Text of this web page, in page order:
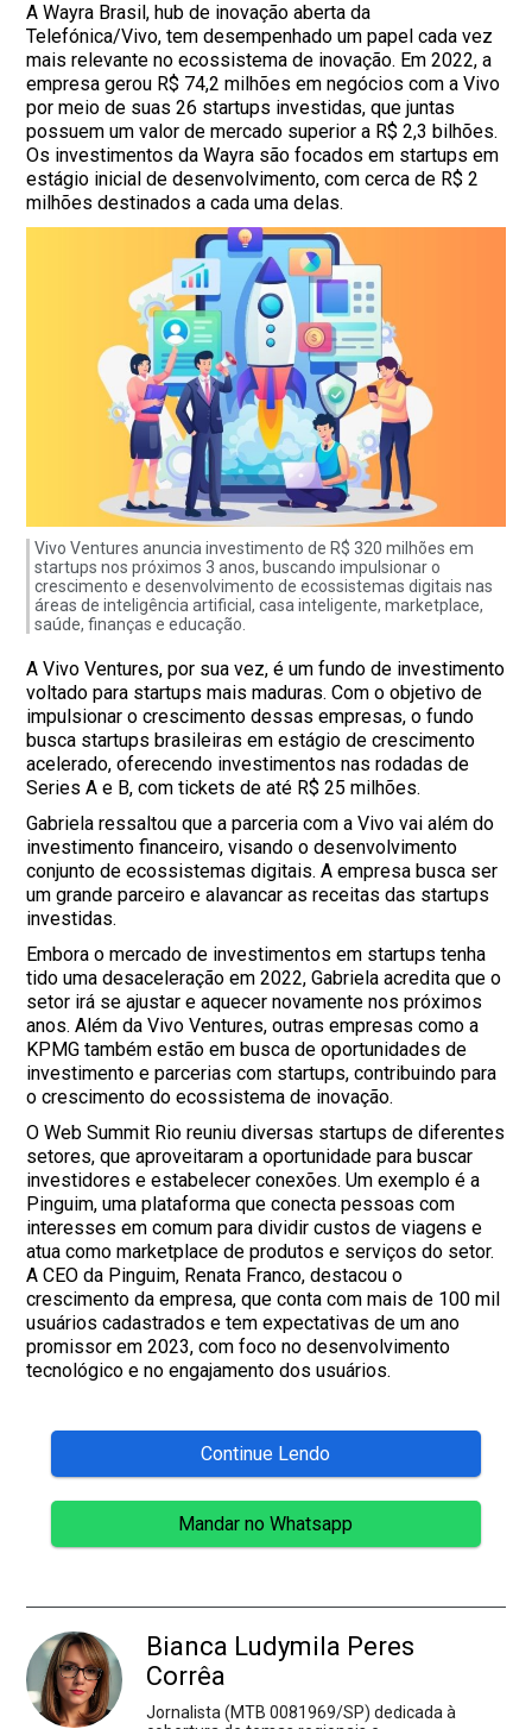
A Wayra Brasil, hub de inovação aberta da
Telefónica/Vivo, tem desempenhado um papel cada vez
mais relevante no ecossistema de inovação. Em 2022, a
empresa gerou R$ 74,2 milhões em negócios com a Vivo
por meio de suas 26 startups investidas, que juntas
possuem um valor de mercado superior a R$ 2,3 bilhões.
Os investimentos da Wayra são focados em startups em
estágio inicial de desenvolvimento, com cerca de R$ 2
milhões destinados a cada uma delas.
Vivo Ventures anuncia investimento de R$ 320 milhões em
startups nos próximos 3 anos, buscando impulsionar o
crescimento e desenvolvimento de ecossistemas digitais nas
áreas de inteligência artificial, casa inteligente, marketplace,
saúde, finanças e educação.
A Vivo Ventures, por sua vez, é um fundo de investimento
voltado para startups mais maduras. Com o objetivo de
impulsionar o crescimento dessas empresas, o fundo
busca startups brasileiras em estágio de crescimento
acelerado, oferecendo investimentos nas rodadas de
Series A e B, com tickets de até R$ 25 milhões.
Gabriela ressaltou que a parceria com a Vivo vai além do
investimento financeiro, visando o desenvolvimento
conjunto de ecossistemas digitais. A empresa busca ser
um grande parceiro e alavancar as receitas das startups
investidas.
Embora o mercado de investimentos em startups tenha
tido uma desaceleração em 2022, Gabriela acredita que o
setor irá se ajustar e aquecer novamente nos próximos
anos. Além da Vivo Ventures, outras empresas como a
KPMG também estão em busca de oportunidades de
investimento e parcerias com startups, contribuindo para
o crescimento do ecossistema de inovação.
O Web Summit Rio reuniu diversas startups de diferentes
setores, que aproveitaram a oportunidade para buscar
investidores e estabelecer conexões. Um exemplo é a
Pinguim, uma plataforma que conecta pessoas com
interesses em comum para dividir custos de viagens e
atua como marketplace de produtos e serviços do setor.
A CEO da Pinguim, Renata Franco, destacou o
crescimento da empresa, que conta com mais de 100 mil
usuários cadastrados e tem expectativas de um ano
promissor em 2023, com foco no desenvolvimento
tecnológico e no engajamento dos usuários.
Continue Lendo
Mandar no Whatsapp
Bianca Ludymila Peres
Corrêa
Jornalista (MTB 0081969/SP) dedicada à